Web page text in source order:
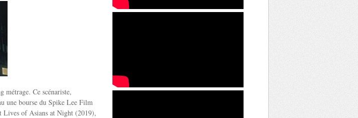
métrage. Ce scénariste,
une bourse du Spike Lee Film
Lives of Asians at Night (2019),